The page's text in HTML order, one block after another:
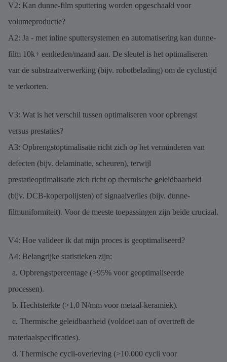
V2: Kan dunne-film sputtering worden opgeschaald voor
volumeproductie?
A2: Ja - met inline sputtersystemen en automatisering kan dunne-
film 10k+ eenheden/maand aan. De sleutel is het optimaliseren
van de substraatverwerking (bijv. robotbelading) om de cyclustijd
te verkorten.
V3: Wat is het verschil tussen optimaliseren voor opbrengst
versus prestaties?
A3: Opbrengstoptimalisatie richt zich op het verminderen van
defecten (bijv. delaminatie, scheuren), terwijl
prestatieoptimalisatie zich richt op thermische geleidbaarheid
(bijv. DCB-koperpolijsten) of signaalverlies (bijv. dunne-
filmuniformiteit). Voor de meeste toepassingen zijn beide cruciaal.
V4: Hoe valideer ik dat mijn proces is geoptimaliseerd?
A4: Belangrijke statistieken zijn:
a. Opbrengstpercentage (>95% voor geoptimaliseerde
processen).
b. Hechtsterkte (>1,0 N/mm voor metaal-keramiek).
c. Thermische geleidbaarheid (voldoet aan of overtreft de
materiaalspecificaties).
d. Thermische cycli-overleving (>10.000 cycli voor